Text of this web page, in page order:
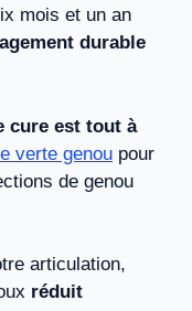
mois et un an
durable
cure est tout à
verte genou pour
de genou
articulation,
réduit